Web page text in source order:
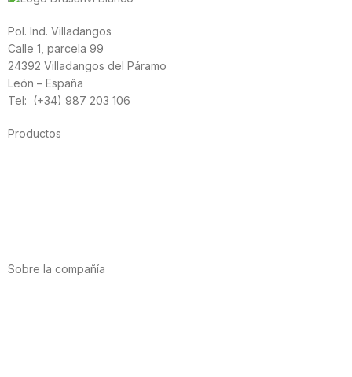
Pol. Ind. Villadangos
Calle 1, parcela 99
24392 Villadangos del Páramo
León – España
Tel: (+34) 987 203 106
Productos
Sobre la compañía